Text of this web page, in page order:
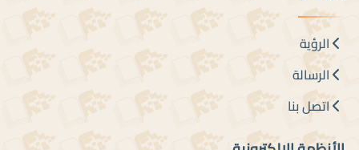
الرؤية
الرسالة
اتصل بنا